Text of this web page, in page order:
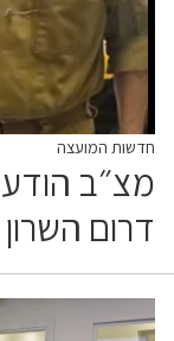
חדשות המועצה
מצ״ב
דרום השרון